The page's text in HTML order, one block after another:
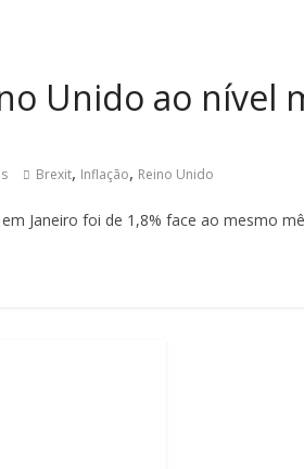
Unido ao nível
Brexit, Inflação, Reino Unido
Janeiro foi de 1,8% face ao mesmo